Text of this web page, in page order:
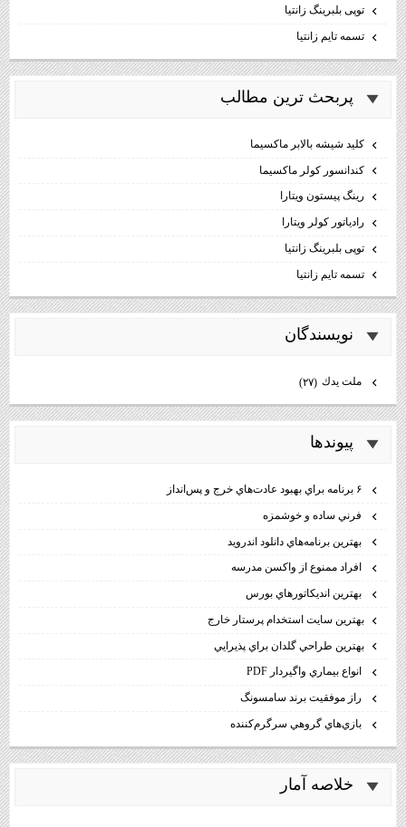
توپی بلبرینگ زانتیا
تسمه تایم زانتیا
پربحث ترين مطالب
كليد شيشه بالابر ماكسيما
كندانسور كولر ماكسيما
رینگ پیستون ویتارا
رادیاتور کولر ویتارا
توپی بلبرینگ زانتیا
تسمه تایم زانتیا
نويسندگان
ملت يدك (۲۷)
پيوندها
فرني ساده و خوشمزه
بهترين برنامه‌هاي دانلود اندرويد
افراد ممنوع از واكسن مدرسه
بهترين انديكاتورهاي بورس
بهترين سايت استخدام پرستار خارج
بهترين طراحي گلدان براي پذيرايي
انواع بيماري واگيردار PDF
راز موفقيت برند سامسونگ
بازي‌هاي گروهي سرگرم‌كننده
خلاصه آمار